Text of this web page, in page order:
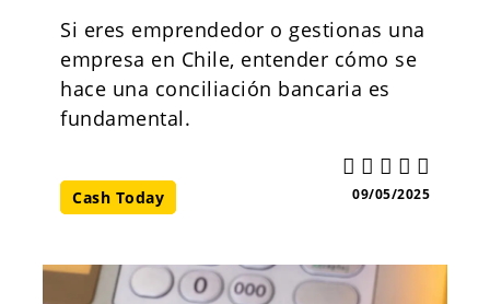
Si eres emprendedor o gestionas una
empresa en Chile, entender cómo se
hace una conciliación bancaria es
fundamental.
Cash Today 09/05/2025